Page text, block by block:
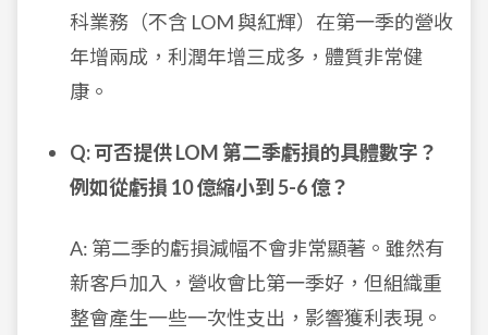
科業務（不含 LOM 與紅輝）在第一季的營收
年增兩成，利潤年增三成多，體質非常健
康。
Q: 可否提供 LOM 第二季虧損的具體數字？
例如從虧損 10 億縮小到 5-6 億？
A: 第二季的虧損減幅不會非常顯著。雖然有
新客戶加入，營收會比第一季好，但組織重
整會產生一些一次性支出，影響獲利表現。